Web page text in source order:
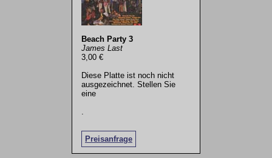
Beach Party 3
James Last
3,00 €
Diese Platte ist noch nicht
ausgezeichnet. Stellen Sie
eine
Preisanfrage
.